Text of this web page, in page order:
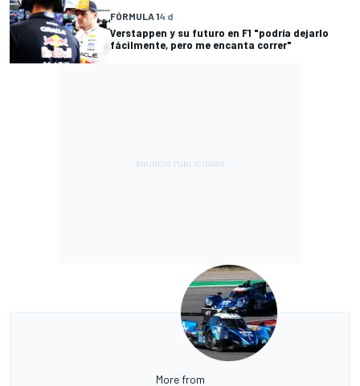
FÓRMULA 14 d
Verstappen y su futuro en F1 "podría dejarlo
fácilmente, pero me encanta correr"
More from